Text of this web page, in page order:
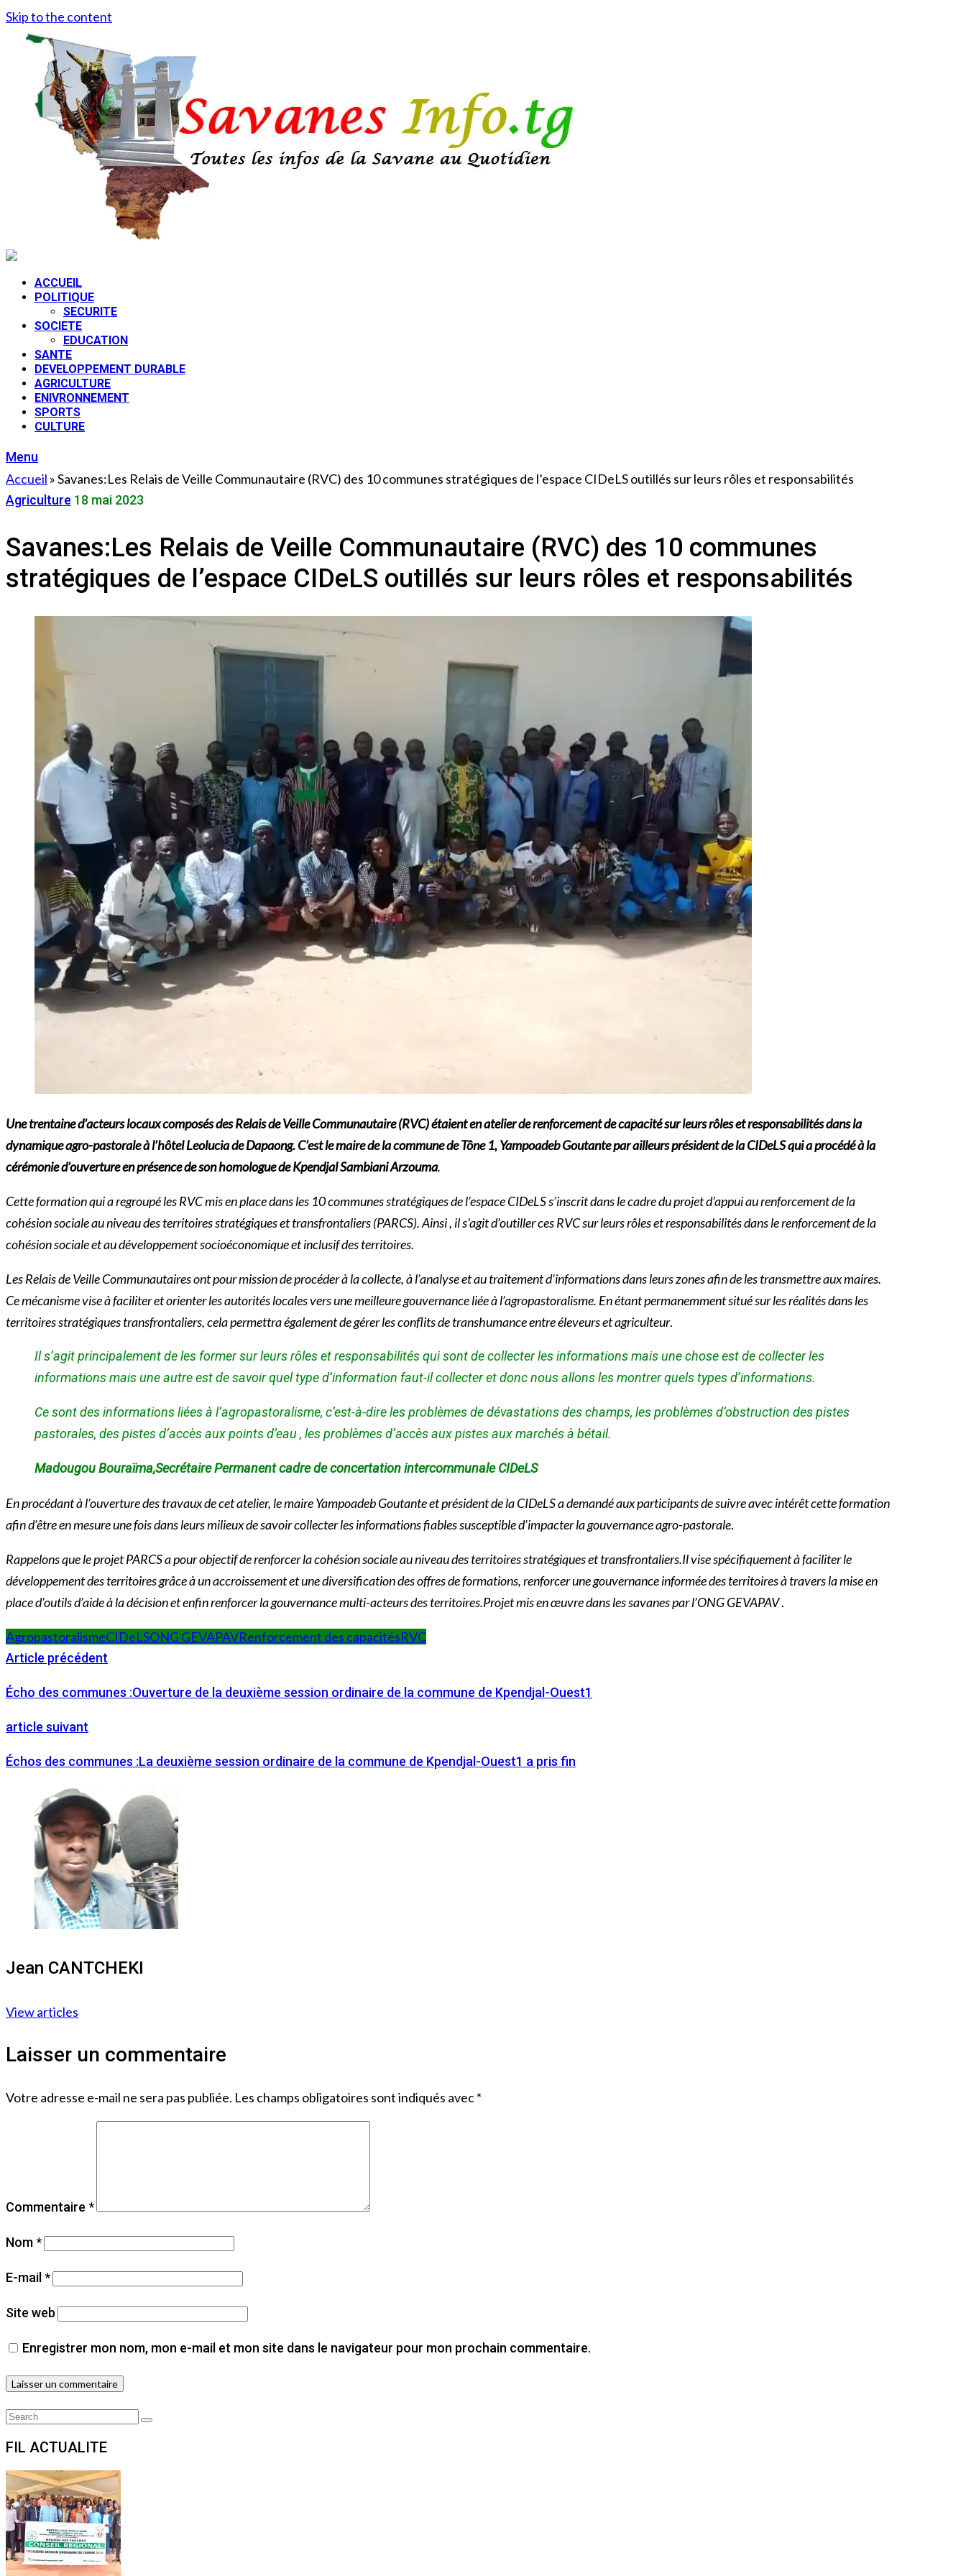
Skip to the content
ACCUEIL
POLITIQUE
SECURITE
SOCIETE
EDUCATION
SANTE
DEVELOPPEMENT DURABLE
AGRICULTURE
ENIVRONNEMENT
SPORTS
CULTURE
Menu
Accueil »Savanes:Les Relais de Veille Communautaire (RVC) des 10 communes stratégiques de l’espace CIDeLS outillés sur leurs rôles et responsabilités
Agriculture 18 mai 2023
Savanes:Les Relais de Veille Communautaire (RVC) des 10 communes
stratégiques de l’espace CIDeLS outillés sur leurs rôles et responsabilités
Une trentaine d’acteurs locaux composés des Relais de Veille Communautaire (RVC) étaient en atelier de renforcement de capacité sur leurs rôles et responsabilités dans la
dynamique agro-pastorale à l’hôtel Leolucia de Dapaong. C’est le maire de la commune de Tône 1, Yampoadeb Goutante par ailleurs président de la CIDeLS qui a procédé à la
cérémonie d’ouverture en présence de son homologue de Kpendjal Sambiani Arzouma.
Cette formation qui a regroupé les RVC mis en place dans les 10 communes stratégiques de l’espace CIDeLS s’inscrit dans le cadre du projet d’appui au renforcement de la
cohésion sociale au niveau des territoires stratégiques et transfrontaliers (PARCS). Ainsi , il s’agit d’outiller ces RVC sur leurs rôles et responsabilités dans le renforcement de la
cohésion sociale et au développement socioéconomique et inclusif des territoires.
Les Relais de Veille Communautaires ont pour mission de procéder à la collecte, à l’analyse et au traitement d’informations dans leurs zones afin de les transmettre aux maires.
Ce mécanisme vise à faciliter et orienter les autorités locales vers une meilleure gouvernance liée à l’agropastoralisme. En étant permanemment situé sur les réalités dans les
territoires stratégiques transfrontaliers, cela permettra également de gérer les conflits de transhumance entre éleveurs et agriculteur.
Il s’agit principalement de les former sur leurs rôles et responsabilités qui sont de collecter les informations mais une chose est de collecter les
informations mais une autre est de savoir quel type d’information faut-il collecter et donc nous allons les montrer quels types d’informations.
Ce sont des informations liées à l’agropastoralisme, c’est-à-dire les problèmes de dévastations des champs, les problèmes d’obstruction des pistes
pastorales, des pistes d’accès aux points d’eau , les problèmes d’accès aux pistes aux marchés à bétail.
Madougou Bouraïma,Secrétaire Permanent cadre de concertation intercommunale CIDeLS
En procédant à l’ouverture des travaux de cet atelier, le maire Yampoadeb Goutante et président de la CIDeLS a demandé aux participants de suivre avec intérêt cette formation
afin d’être en mesure une fois dans leurs milieux de savoir collecter les informations fiables susceptible d’impacter la gouvernance agro-pastorale.
Rappelons que le projet PARCS a pour objectif de renforcer la cohésion sociale au niveau des territoires stratégiques et transfrontaliers.Il vise spécifiquement à faciliter le
développement des territoires grâce à un accroissement et une diversification des offres de formations, renforcer une gouvernance informée des territoires à travers la mise en
place d’outils d’aide à la décision et enfin renforcer la gouvernance multi-acteurs des territoires.Projet mis en œuvre dans les savanes par l’ONG GEVAPAV.
AgropastoralismeCIDeLSONG GEVAPAVRenforcement des capacitésRVC
Article précédent
Écho des communes :Ouverture de la deuxième session ordinaire de la commune de Kpendjal-Ouest1
article suivant
Échos des communes :La deuxième session ordinaire de la commune de Kpendjal-Ouest1 a pris fin
Jean CANTCHEKI
View articles
Laisser un commentaire
Votre adresse e-mail ne sera pas publiée. Les champs obligatoires sont indiqués avec*
Commentaire *
Nom*
E-mail*
Site web
Enregistrer mon nom, mon e-mail et mon site dans le navigateur pour mon prochain commentaire.
Search
Search
FIL ACTUALITE